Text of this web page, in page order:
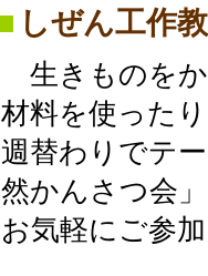
しぜん工作
生きものを
材料を使った
週替わりでテ
然かんさつ会
お気軽にご参